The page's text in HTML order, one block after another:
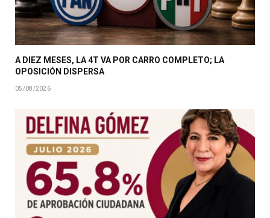
A DIEZ MESES, LA 4T VA POR CARRO COMPLETO; LA
OPOSICIÓN DISPERSA
05/08/2026